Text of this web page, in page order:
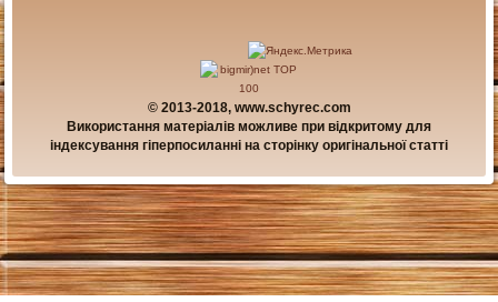
© 2013-2018, www.schyrec.com
Використання матеріалів можливе при відкритому для
індексування гіперпосиланні на сторінку оригінальної статті